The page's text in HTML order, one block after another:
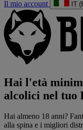
Il mio account IT
Hai l'età
alcolici nel tuo
Hai almeno 18 anni?
alla spina e i migliori